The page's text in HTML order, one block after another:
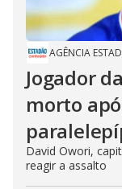
AGÊNCIA
Jogador
morto
David Owori,
reagir a assalto